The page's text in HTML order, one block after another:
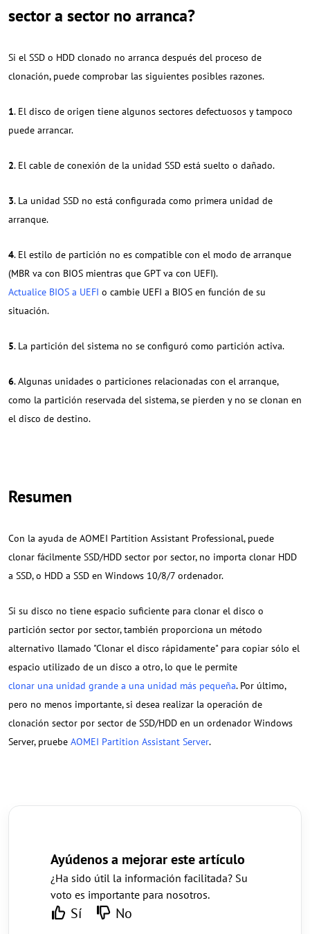
sector a sector no arranca?
Si el SSD o HDD clonado no arranca después del proceso de
clonación, puede comprobar las siguientes posibles razones.
1. El disco de origen tiene algunos sectores defectuosos y tampoco
puede arrancar.
2. El cable de conexión de la unidad SSD está suelto o dañado.
3. La unidad SSD no está configurada como primera unidad de
arranque.
4. El estilo de partición no es compatible con el modo de arranque
(MBR va con BIOS mientras que GPT va con UEFI).
Actualice BIOS a UEFI o cambie UEFI a BIOS en función de su
situación.
5. La partición del sistema no se configuró como partición activa.
6. Algunas unidades o particiones relacionadas con el arranque,
como la partición reservada del sistema, se pierden y no se clonan en
el disco de destino.
Resumen
Con la ayuda de AOMEI Partition Assistant Professional, puede
clonar fácilmente SSD/HDD sector por sector, no importa clonar HDD
a SSD, o HDD a SSD en Windows 10/8/7 ordenador.
Si su disco no tiene espacio suficiente para clonar el disco o
partición sector por sector, también proporciona un método
alternativo llamado "Clonar el disco rápidamente" para copiar sólo el
espacio utilizado de un disco a otro, lo que le permite
clonar una unidad grande a una unidad más pequeña. Por último,
pero no menos importante, si desea realizar la operación de
clonación sector por sector de SSD/HDD en un ordenador Windows
Server, pruebe AOMEI Partition Assistant Server.
Ayúdenos a mejorar este artículo
¿Ha sido útil la información facilitada? Su
voto es importante para nosotros.
Sí No